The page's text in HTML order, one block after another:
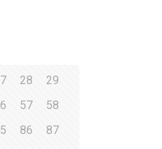
28
29
57
58
86
87